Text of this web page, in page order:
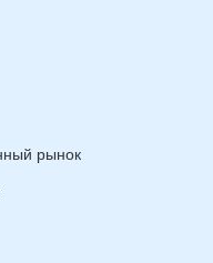
рынок